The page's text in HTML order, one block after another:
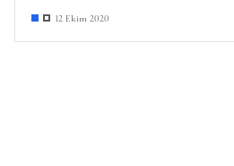
12 Ekim 2020